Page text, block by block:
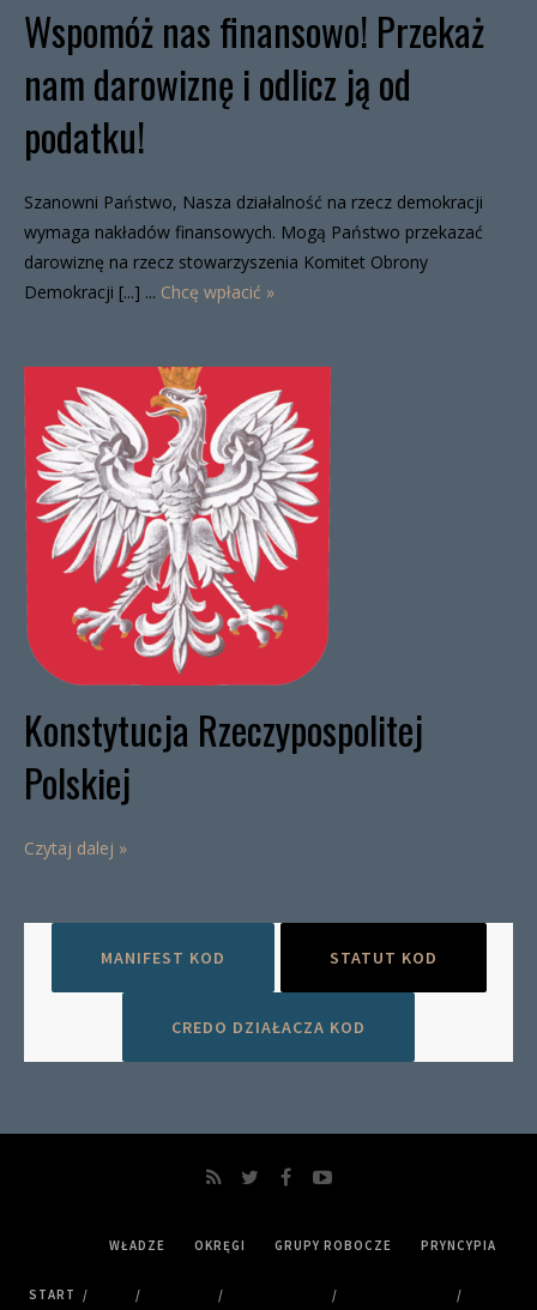
Wspomóż nas finansowo! Przekaż
nam darowiznę i odlicz ją od
podatku!
Szanowni Państwo, Nasza działalność na rzecz demokracji
wymaga nakładów finansowych. Mogą Państwo przekazać
darowiznę na rzecz stowarzyszenia Komitet Obrony
Demokracji [...] ... Chcę wpłacić »
Konstytucja Rzeczypospolitej
Polskiej
Czytaj dalej »
MANIFEST KOD STATUT KOD
CREDO DZIAŁACZA KOD
START
WŁADZE OKRĘGI GRUPY ROBOCZE PRYNCYPIA